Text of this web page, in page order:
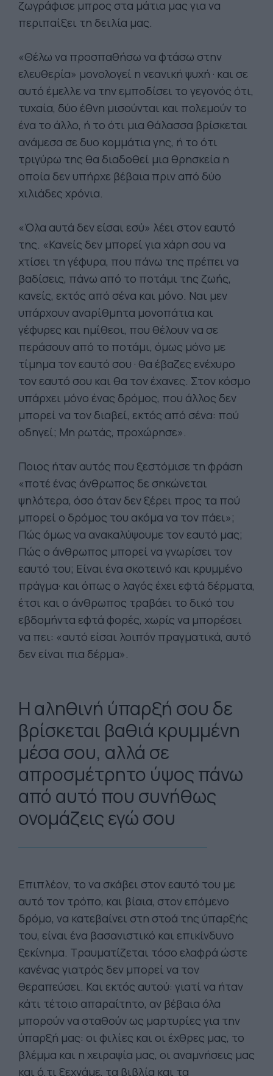
ζωγράφισε μπρος στα μάτια μας για να
περιπαίξει τη δειλία μας.
«Θέλω να προσπαθήσω να φτάσω στην
ελευθερία» μονολογεί η νεανική ψυχή · και σε
αυτό έμελλε να την εμποδίσει το γεγονός ότι,
τυχαία, δύο έθνη μισούνται και πολεμούν το
ένα το άλλο, ή το ότι μια θάλασσα βρίσκεται
ανάμεσα σε δυο κομμάτια γης, ή το ότι
τριγύρω της θα διαδοθεί μια θρησκεία η
οποία δεν υπήρχε βέβαια πριν από δύο
χιλιάδες χρόνια.
«Όλα αυτά δεν είσαι εσύ» λέει στον εαυτό
της. «Κανείς δεν μπορεί για χάρη σου να
χτίσει τη γέφυρα, που πάνω της πρέπει να
βαδίσεις, πάνω από το ποτάμι της ζωής,
κανείς, εκτός από σένα και μόνο. Ναι μεν
υπάρχουν αναρίθμητα μονοπάτια και
γέφυρες και ημίθεοι, που θέλουν να σε
περάσουν από το ποτάμι, όμως μόνο με
τίμημα τον εαυτό σου · θα έβαζες ενέχυρο
τον εαυτό σου και θα τον έχανες. Στον κόσμο
υπάρχει μόνο ένας δρόμος, που άλλος δεν
μπορεί να τον διαβεί, εκτός από σένα: πού
οδηγεί; Μη ρωτάς, προχώρησε».
Ποιος ήταν αυτός που ξεστόμισε τη φράση
«ποτέ ένας άνθρωπος δε σηκώνεται
ψηλότερα, όσο όταν δεν ξέρει προς τα πού
μπορεί ο δρόμος του ακόμα να τον πάει»;
Πώς όμως να ανακαλύψουμε τον εαυτό μας;
Πώς ο άνθρωπος μπορεί να γνωρίσει τον
εαυτό του; Είναι ένα σκοτεινό και κρυμμένο
πράγμα· και όπως ο λαγός έχει εφτά δέρματα,
έτσι και ο άνθρωπος τραβάει το δικό του
εβδομήντα εφτά φορές, χωρίς να μπορέσει
να πει: «αυτό είσαι λοιπόν πραγματικά, αυτό
δεν είναι πια δέρμα».
Η αληθινή ύπαρξή σου δε
βρίσκεται βαθιά κρυμμένη
μέσα σου, αλλά σε
απροσμέτρητο ύψος πάνω
από αυτό που συνήθως
ονομάζεις εγώ σου
Επιπλέον, το να σκάβει στον εαυτό του με
αυτό τον τρόπο, και βίαια, στον επόμενο
δρόμο, να κατεβαίνει στη στοά της ύπαρξής
του, είναι ένα βασανιστικό και επικίνδυνο
ξεκίνημα. Τραυματίζεται τόσο ελαφρά ώστε
κανένας γιατρός δεν μπορεί να τον
θεραπεύσει. Και εκτός αυτού: γιατί να ήταν
κάτι τέτοιο απαραίτητο, αν βέβαια όλα
μπορούν να σταθούν ως μαρτυρίες για την
ύπαρξή μας: οι φιλίες και οι έχθρες μας, το
βλέμμα και η χειραψία μας, οι αναμνήσεις μας
και ό,τι ξεχνάμε, τα βιβλία και τα